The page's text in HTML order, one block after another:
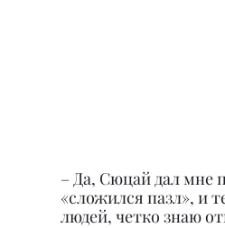
– Да, Сюцай дал мне
«сложился пазл», и
людей, четко знаю